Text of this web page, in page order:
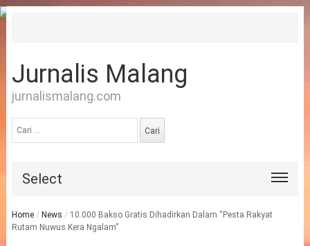
Jurnalis Malang
jurnalismalang.com
untuk:
Select
Home / News / 10.000 Bakso Gratis Dihadirkan Dalam “Pesta Rakyat
Rutam Nuwus Kera Ngalam”